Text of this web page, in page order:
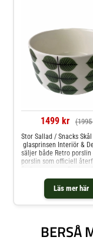
1499 kr
Läs mer här
Stor Sallad / Snacks Skål
glasprinsen Interiör &
säljer både Retro
porslin som officiell
LindbergServis:
GustavsbergDatering:
sorteringStorlek:
BERSÅ